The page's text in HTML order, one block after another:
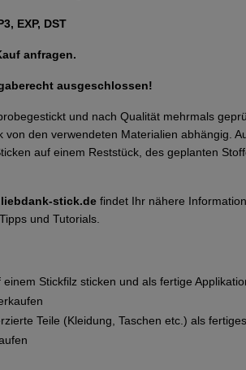
EXP, DST
anfragen.
ausgeschlossen!
und nach Qualität mehrmals
von den verwendeten Materialien abhängig.
auf einem Reststück, des geplanten
stick.de findet Ihr nähere
und Tutorials.
Stickfilz sticken und als fertige
Teile (Kleidung, Taschen etc.) als